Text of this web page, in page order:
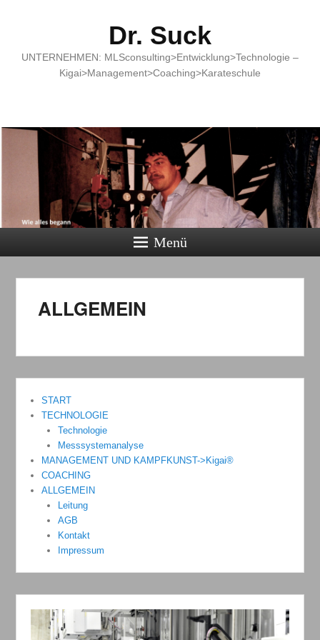
Dr. Suck
UNTERNEHMEN: MLSconsulting>Entwicklung>Technologie –
Kigai>Management>Coaching>Karateschule
Menü
ALLGEMEIN
START
TECHNOLOGIE
Technologie
Messsystemanalyse
MANAGEMENT UND KAMPFKUNST->Kigai®
COACHING
ALLGEMEIN
Leitung
AGB
Kontakt
Impressum